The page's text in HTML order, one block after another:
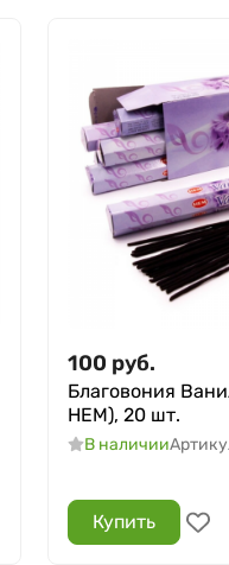
100 руб.
Благовония
HEM), 20 шт.
В наличии
Купить